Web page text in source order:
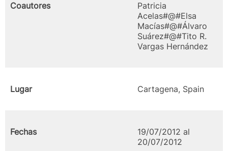
Coautores
Patricia
Acelas#@#Elsa
Macías#@#Álvaro
Suárez#@#Tito R.
Vargas Hernández
Lugar Cartagena, Spain
Fechas
19/07/2012 al
20/07/2012